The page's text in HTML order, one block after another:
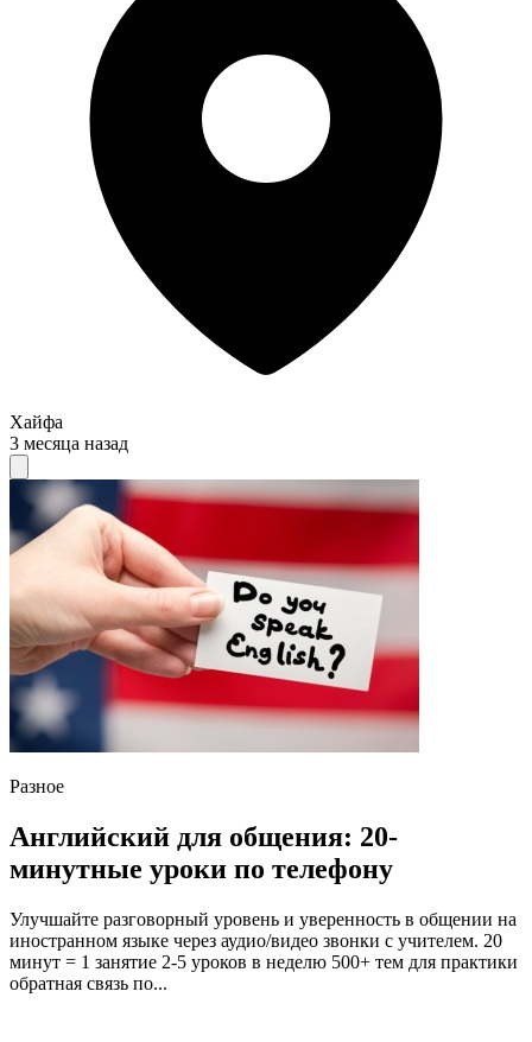
Хайфа
3 месяца назад
Разное
Английский для общения: 20-
минутные уроки по телефону
Улучшайте разговорный уровень и уверенность в общении на
иностранном языке через аудио/видео звонки с учителем. 20
минут = 1 занятие 2-5 уроков в неделю 500+ тем для практики
обратная связь по...